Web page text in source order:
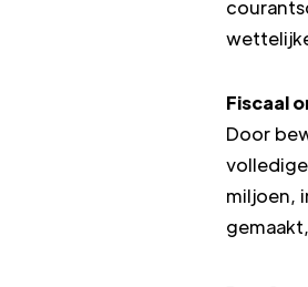
Fiscaal
Door
miljoen,